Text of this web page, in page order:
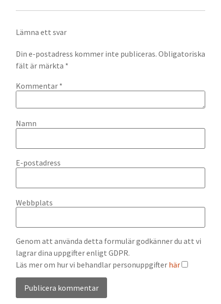
Lämna ett svar
Din e-postadress kommer inte publiceras. Obligatoriska
fält är märkta *
Kommentar *
Namn
E-postadress
Webbplats
Genom att använda detta formulär godkänner du att vi
lagrar dina uppgifter enligt GDPR.
Läs mer om hur vi behandlar personuppgifter här